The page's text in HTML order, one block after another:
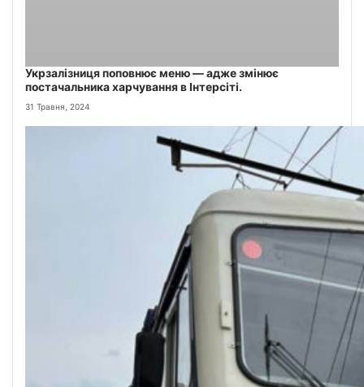
Укрзалізниця поповнює меню — адже змінює
постачальника харчування в Інтерсіті.
31 Травня, 2024